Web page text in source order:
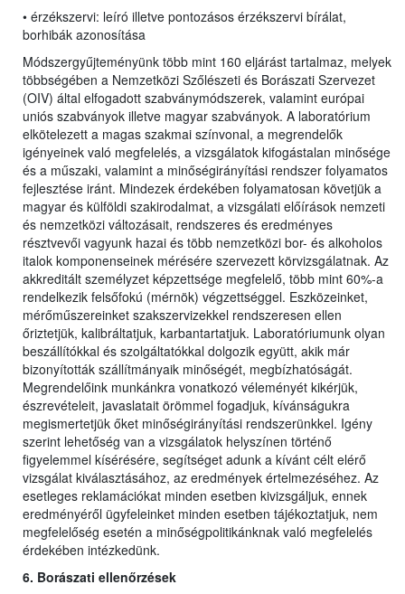
• érzékszervi: leíró illetve pontozásos érzékszervi bírálat,
borhibák azonosítása
Módszergyűjteményünk több mint 160 eljárást tartalmaz, melyek
többségében a Nemzetközi Szőlészeti és Borászati Szervezet
(OIV) által elfogadott szabványmódszerek, valamint európai
uniós szabványok illetve magyar szabványok. A laboratórium
elkötelezett a magas szakmai színvonal, a megrendelők
igényeinek való megfelelés, a vizsgálatok kifogástalan minősége
és a műszaki, valamint a minőségirányítási rendszer folyamatos
fejlesztése iránt. Mindezek érdekében folyamatosan követjük a
magyar és külföldi szakirodalmat, a vizsgálati előírások nemzeti
és nemzetközi változásait, rendszeres és eredményes
résztvevői vagyunk hazai és több nemzetközi bor- és alkoholos
italok komponenseinek mérésére szervezett körvizsgálatnak. Az
akkreditált személyzet képzettsége megfelelő, több mint 60%-a
rendelkezik felsőfokú (mérnök) végzettséggel. Eszközeinket,
mérőműszereinket szakszervizekkel rendszeresen ellen
őriztetjük, kalibráltatjuk, karbantartatjuk. Laboratóriumunk olyan
beszállítókkal és szolgáltatókkal dolgozik együtt, akik már
bizonyították szállítmányaik minőségét, megbízhatóságát.
Megrendelőink munkánkra vonatkozó véleményét kikérjük,
észrevételeit, javaslatait örömmel fogadjuk, kívánságukra
megismertetjük őket minőségirányítási rendszerünkkel. Igény
szerint lehetőség van a vizsgálatok helyszínen történő
figyelemmel kísérésére, segítséget adunk a kívánt célt elérő
vizsgálat kiválasztásához, az eredmények értelmezéséhez. Az
esetleges reklamációkat minden esetben kivizsgáljuk, ennek
eredményéről ügyfeleinket minden esetben tájékoztatjuk, nem
megfelelőség esetén a minőségpolitikánknak való megfelelés
érdekében intézkedünk.
6. Borászati ellenőrzések